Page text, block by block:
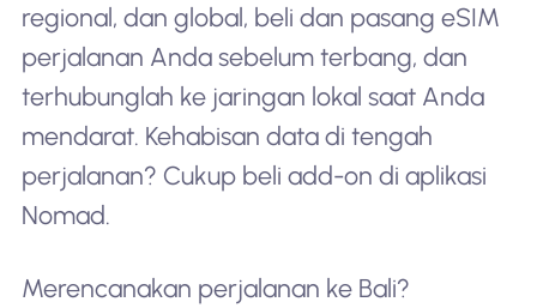
regional, dan global, beli dan pasang eSIM
perjalanan Anda sebelum terbang, dan
terhubunglah ke jaringan lokal saat Anda
mendarat. Kehabisan data di tengah
perjalanan? Cukup beli add-on di aplikasi
Nomad.
Merencanakan perjalanan ke Bali?